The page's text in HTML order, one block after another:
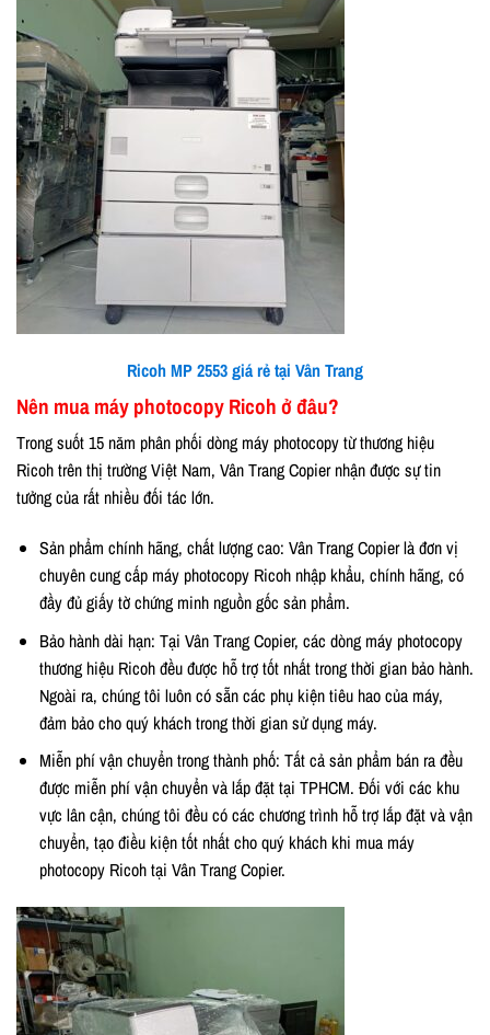
Ricoh MP 2553 giá rẻ tại Vân Trang
Nên mua máy photocopy Ricoh ở đâu?
Trong suốt 15 năm phân phối dòng máy photocopy từ thương hiệu
Ricoh trên thị trường Việt Nam, Vân Trang Copier nhận được sự tin
tưởng của rất nhiều đối tác lớn.
Sản phẩm chính hãng, chất lượng cao: Vân Trang Copier là đơn vị
chuyên cung cấp máy photocopy Ricoh nhập khẩu, chính hãng, có
đầy đủ giấy tờ chứng minh nguồn gốc sản phẩm.
Bảo hành dài hạn: Tại Vân Trang Copier, các dòng máy photocopy
thương hiệu Ricoh đều được hỗ trợ tốt nhất trong thời gian bảo hành.
Ngoài ra, chúng tôi luôn có sẵn các phụ kiện tiêu hao của máy,
đảm bảo cho quý khách trong thời gian sử dụng máy.
Miễn phí vận chuyển trong thành phố: Tất cả sản phẩm bán ra đều
được miễn phí vận chuyển và lắp đặt tại TPHCM. Đối với các khu
vực lân cận, chúng tôi đều có các chương trình hỗ trợ lắp đặt và vận
chuyển, tạo điều kiện tốt nhất cho quý khách khi mua máy
photocopy Ricoh tại Vân Trang Copier.